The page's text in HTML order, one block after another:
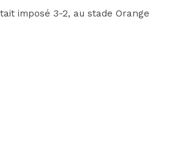
imposé 3-2, au stade Orange